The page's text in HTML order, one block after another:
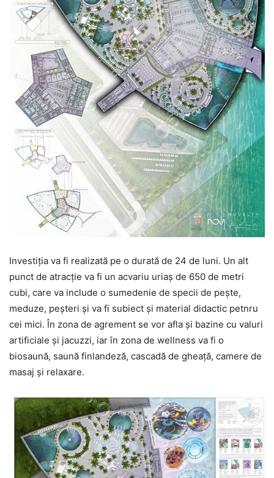
Investiţia va fi realizată pe o durată de 24 de luni. Un alt
punct de atracţie va fi un acvariu uriaş de 650 de metri
cubi, care va include o sumedenie de specii de peşte,
meduze, peşteri şi va fi subiect şi material didactic petnru
cei mici. În zona de agrement se vor afla şi bazine cu valuri
artificiale şi jacuzzi, iar în zona de wellness va fi o
biosaună, saună finlandeză, cascadă de gheaţă, camere de
masaj şi relaxare.